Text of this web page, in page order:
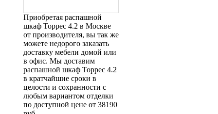
Приобретая распашной
шкаф Торрес 4.2 в Москве
от производителя, вы так же
можете недорого заказать
доставку мебели домой или
в офис. Мы доставим
распашной шкаф Торрес 4.2
в кратчайшие сроки в
целости и сохранности с
любым вариантом отделки
по доступной цене от 38190